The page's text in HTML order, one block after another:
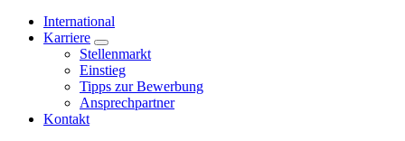
International
Karriere
Stellenmarkt
Einstieg
Tipps zur Bewerbung
Ansprechpartner
Kontakt